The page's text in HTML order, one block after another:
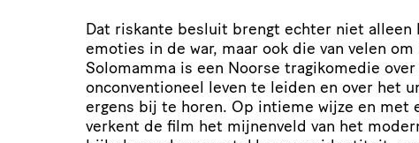
Dat riskante besluit brengt echter niet alleen
emoties in de war, maar ook die van velen om
Solomamma is een Noorse tragikomedie
onconventioneel leven te leiden en over het
ergens bij te horen. Op intieme wijze en met
verkent de film het mijnenveld van het